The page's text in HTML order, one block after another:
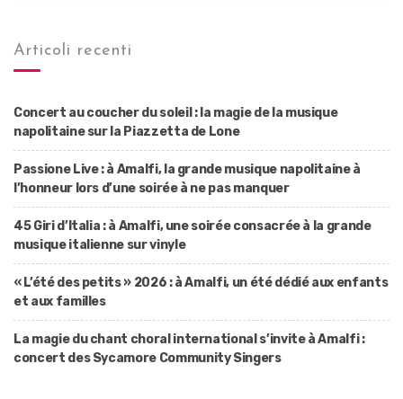
Articoli recenti
Concert au coucher du soleil : la magie de la musique
napolitaine sur la Piazzetta de Lone
Passione Live : à Amalfi, la grande musique napolitaine à
l’honneur lors d’une soirée à ne pas manquer
45 Giri d’Italia : à Amalfi, une soirée consacrée à la grande
musique italienne sur vinyle
« L’été des petits » 2026 : à Amalfi, un été dédié aux enfants
et aux familles
La magie du chant choral international s’invite à Amalfi :
concert des Sycamore Community Singers